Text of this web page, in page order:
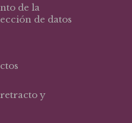
de la
de datos
y